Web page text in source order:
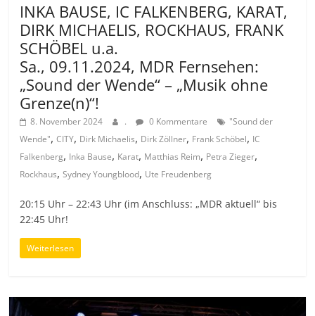
INKA BAUSE, IC FALKENBERG, KARAT,
DIRK MICHAELIS, ROCKHAUS, FRANK
SCHÖBEL u.a.
Sa., 09.11.2024, MDR Fernsehen:
„Sound der Wende“ – „Musik ohne
Grenze(n)“!
8. November 2024 . 0 Kommentare
"Sound der
Wende",CITY, Dirk Michaelis, Dirk Zöllner, Frank Schöbel, IC
Falkenberg, Inka Bause, Karat, Matthias Reim, Petra Zieger,
Rockhaus,Sydney Youngblood, Ute Freudenberg
20:15 Uhr – 22:43 Uhr (im Anschluss: „MDR aktuell“ bis
22:45 Uhr!
Weiterlesen